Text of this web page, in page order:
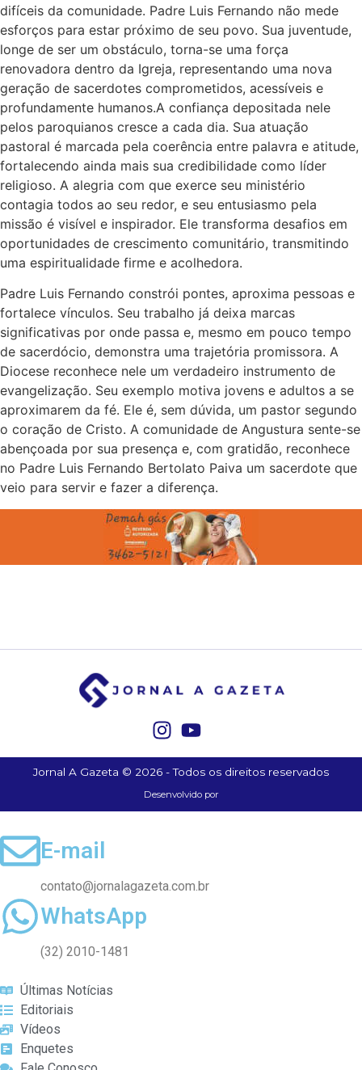
difíceis da comunidade. Padre Luis Fernando não mede
esforços para estar próximo de seu povo. Sua juventude,
longe de ser um obstáculo, torna-se uma força
renovadora dentro da Igreja, representando uma nova
geração de sacerdotes comprometidos, acessíveis e
profundamente humanos.A confiança depositada nele
pelos paroquianos cresce a cada dia. Sua atuação
pastoral é marcada pela coerência entre palavra e atitude,
fortalecendo ainda mais sua credibilidade como líder
religioso. A alegria com que exerce seu ministério
contagia todos ao seu redor, e seu entusiasmo pela
missão é visível e inspirador. Ele transforma desafios em
oportunidades de crescimento comunitário, transmitindo
uma espiritualidade firme e acolhedora.
Padre Luis Fernando constrói pontes, aproxima pessoas e
fortalece vínculos. Seu trabalho já deixa marcas
significativas por onde passa e, mesmo em pouco tempo
de sacerdócio, demonstra uma trajetória promissora. A
Diocese reconhece nele um verdadeiro instrumento de
evangelização. Seu exemplo motiva jovens e adultos a se
aproximarem da fé. Ele é, sem dúvida, um pastor segundo
o coração de Cristo. A comunidade de Angustura sente-se
abençoada por sua presença e, com gratidão, reconhece
no Padre Luis Fernando Bertolato Paiva um sacerdote que
veio para servir e fazer a diferença.
Jornal A Gazeta © 2026 - Todos os direitos reservados
Desenvolvido por
E-mail
contato@jornalagazeta.com.br
WhatsApp
(32) 2010-1481
Últimas Notícias
Editoriais
Vídeos
Enquetes